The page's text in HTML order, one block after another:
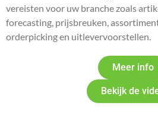
vereisten voor uw branche zoals
forecasting, prijsbreuken,
orderpicking en uitlevervoorstellen.
Meer info
Bekijk de